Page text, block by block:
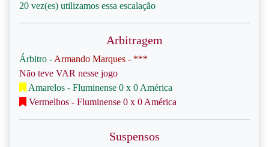
20 vez(es) utilizamos essa escalação
Arbitragem
Árbitro - Armando Marques - ***
Não teve VAR nesse jogo
Amarelos - Fluminense 0 x 0 América
Vermelhos - Fluminense 0 x 0 América
Suspensos